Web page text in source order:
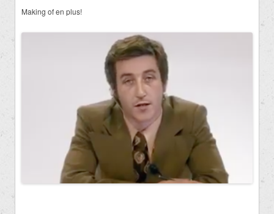
Making of en plus!